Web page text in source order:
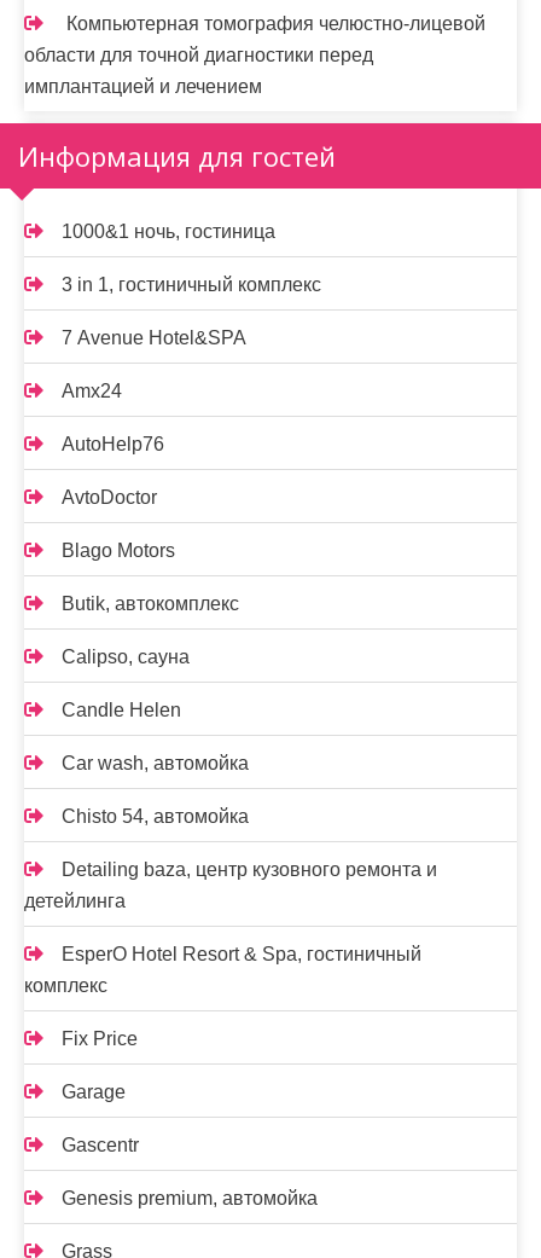
Компьютерная томография челюстно-лицевой
области для точной диагностики перед
имплантацией и лечением
Информация для гостей
1000&1 ночь, гостиница
3 in 1, гостиничный комплекс
7 Avenue Hotel&SPA
Amx24
AutoHelp76
AvtoDoctor
Blago Motors
Butik, автокомплекс
Calipso, сауна
Candle Helen
Car wash, автомойка
Chisto 54, автомойка
Detailing baza, центр кузовного ремонта и
детейлинга
EsperO Hotel Resort & Spa, гостиничный
комплекс
Fix Price
Garage
Gascentr
Genesis premium, автомойка
Grass